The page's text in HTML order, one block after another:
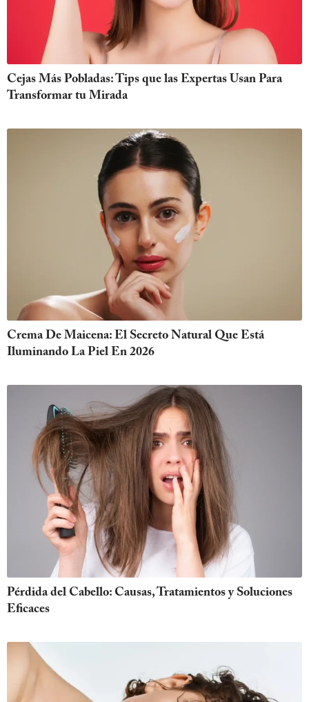
Cejas Más Pobladas: Tips que las Expertas Usan Para
Transformar tu Mirada
Crema De Maicena: El Secreto Natural Que Está
Iluminando La Piel En 2026
Pérdida del Cabello: Causas, Tratamientos y Soluciones
Eficaces